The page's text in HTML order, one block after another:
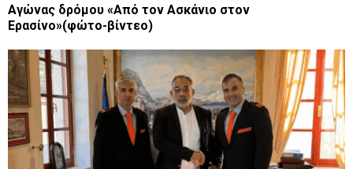
Αγώνας δρόμου «Από τον Ασκάνιο στον
Ερασίνο»(φώτο-βίντεο)